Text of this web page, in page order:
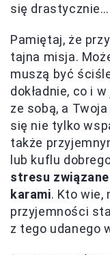
się drastycznie…
Pamiętaj, że
tajna misja.
muszą być
dokładnie, co i
ze sobą, a
się nie tylko
także
lub kuflu
stresu
karami. Kto wie,
przyjemności
z tego udanego